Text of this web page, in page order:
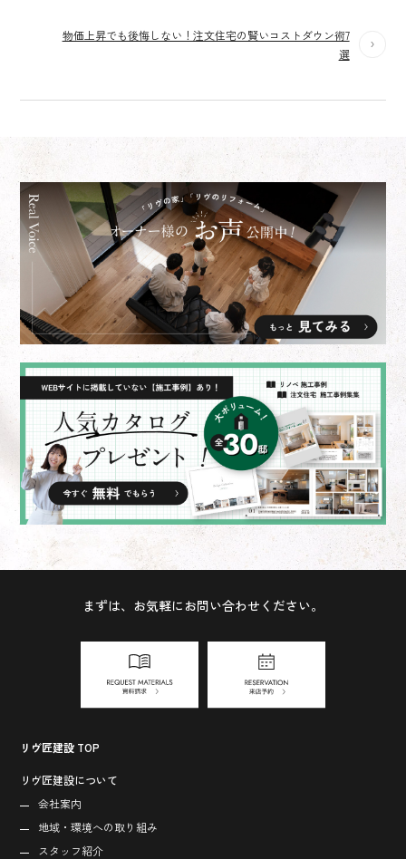
物価上昇でも後悔しない！注文住宅の賢いコストダウン術7
選
まずは、お気軽にお問い合わせください。
リヴ匠建設 TOP
リヴ匠建設について
会社案内
地域・環境への取り組み
スタッフ紹介